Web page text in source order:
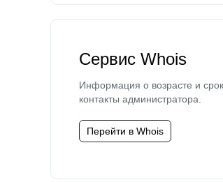
Сервис Whois
Информация о возрасте и
контакты администратора.
Перейти в Whois